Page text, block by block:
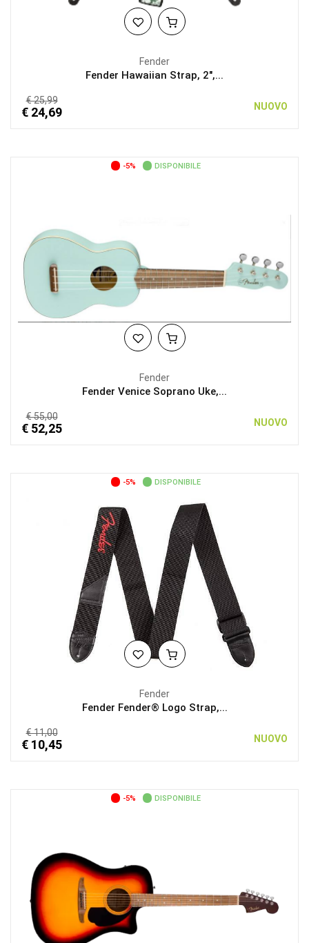
Fender
Fender Hawaiian Strap, 2",...
€ 25,99
€ 24,69 NUOVO
-5% DISPONIBILE
Fender
Fender Venice Soprano Uke,...
€ 55,00
€ 52,25 NUOVO
-5% DISPONIBILE
Fender
Fender Fender® Logo Strap,...
€ 11,00
€ 10,45 NUOVO
-5% DISPONIBILE